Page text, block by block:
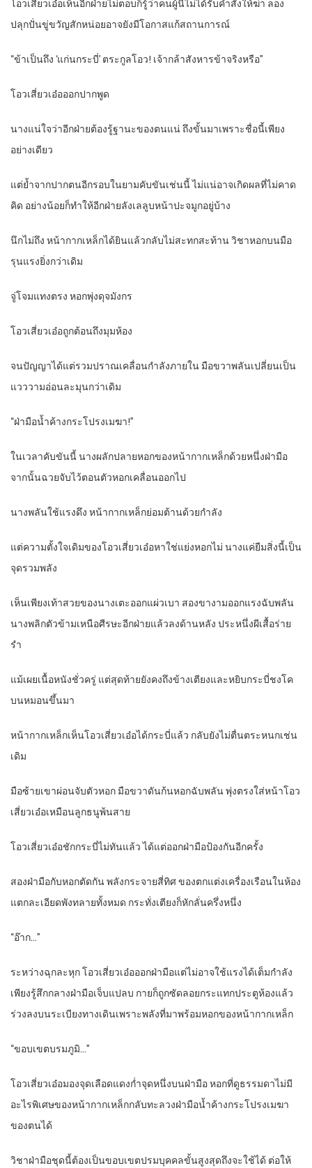
โอวเสี่ยวเอ๋อเห็นอีกฝ่ายไม่ตอบก็รู้ว่าคนผู้นี้ไม่ได้รับคำสั่งให้ฆ่า ลอง
ปลุกปั่นขู่ขวัญสักหน่อยอาจยังมีโอกาสแก้สถานการณ์
“ข้าเป็นถึง ‘แก่นกระบี่’ ตระกูลโอว! เจ้ากล้าสังหารข้าจริงหรือ”
โอวเสี่ยวเอ๋อออกปากพูด
นางแน่ใจว่าอีกฝ่ายต้องรู้ฐานะของตนแน่ ถึงขั้นมาเพราะชื่อนี้เพียง
อย่างเดียว
แต่ย้ำจากปากตนอีกรอบในยามคับขันเช่นนี้ ไม่แน่อาจเกิดผลที่ไม่คาด
คิด อย่างน้อยก็ทำให้อีกฝ่ายลังเลลูบหน้าปะจมูกอยู่บ้าง
นึกไม่ถึง หน้ากากเหล็กได้ยินแล้วกลับไม่สะทกสะท้าน วิชาหอกบนมือ
รุนแรงยิ่งกว่าเดิม
จู่โจมแทงตรง หอกพุ่งดุจมังกร
โอวเสี่ยวเอ๋อถูกต้อนถึงมุมห้อง
จนปัญญาได้แต่รวมปราณเคลื่อนกำลังภายใน มือขวาพลันเปลี่ยนเป็น
แวววามอ่อนละมุนกว่าเดิม
“ฝ่ามือน้ำค้างกระโปรงเมฆา!”
ในเวลาคับขันนี้ นางผลักปลายหอกของหน้ากากเหล็กด้วยหนึ่งฝ่ามือ
จากนั้นฉวยจับไว้ตอนตัวหอกเคลื่อนออกไป
นางพลันใช้แรงดึง หน้ากากเหล็กย่อมต้านด้วยกำลัง
แต่ความตั้งใจเดิมของโอวเสี่ยวเอ๋อหาใช่แย่งหอกไม่ นางแค่ยืมสิ่งนี้เป็น
จุดรวมพลัง
เห็นเพียงเท้าสวยของนางเตะออกแผ่วเบา สองขางามออกแรงฉับพลัน
นางพลิกตัวข้ามเหนือศีรษะอีกฝ่ายแล้วลงด้านหลัง ประหนึ่งผีเสื้อร่าย
รำ
แม้เผยเนื้อหนังชั่วครู่ แต่สุดท้ายยังคงถึงข้างเตียงและหยิบกระบี่ชงโค
บนหมอนขึ้นมา
หน้ากากเหล็กเห็นโอวเสี่ยวเอ๋อได้กระบี่แล้ว กลับยังไม่ตื่นตระหนกเช่น
เดิม
มือซ้ายเขาผ่อนจับตัวหอก มือขวาดันก้นหอกฉับพลัน พุ่งตรงใส่หน้าโอว
เสี่ยวเอ๋อเหมือนลูกธนูพ้นสาย
โอวเสี่ยวเอ๋อชักกระบี่ไม่ทันแล้ว ได้แต่ออกฝ่ามือป้องกันอีกครั้ง
สองฝ่ามือกับหอกตัดกัน พลังกระจายสี่ทิศ ของตกแต่งเครื่องเรือนในห้อง
แตกละเอียดพังทลายทั้งหมด กระทั่งเตียงก็หักลั่นครึ่งหนึ่ง
“อ๊าก…”
ระหว่างฉุกละหุก โอวเสี่ยวเอ๋อออกฝ่ามือแต่ไม่อาจใช้แรงได้เต็มกำลัง
เพียงรู้สึกกลางฝ่ามือเจ็บแปลบ กายก็ถูกซัดลอยกระแทกประตูห้องแล้ว
ร่วงลงบนระเบียงทางเดินเพราะพลังที่มาพร้อมหอกของหน้ากากเหล็ก
“ขอบเขตบรมภูมิ…”
โอวเสี่ยวเอ๋อมองจุดเลือดแดงก่ำจุดหนึ่งบนฝ่ามือ หอกที่ดูธรรมดาไม่มี
อะไรพิเศษของหน้ากากเหล็กกลับทะลวงฝ่ามือน้ำค้างกระโปรงเมฆา
ของตนได้
วิชาฝ่ามือชุดนี้ต้องเป็นขอบเขตปรมบุคคลขั้นสูงสุดถึงจะใช้ได้ ต่อให้